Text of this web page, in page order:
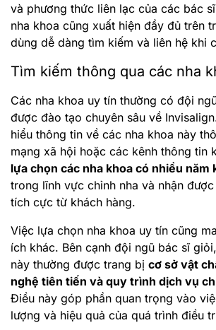
và phương thức liên lạc của các bác
nha khoa cũng xuất hiện đầy đủ trên
dùng dễ dàng tìm kiếm và liên hệ khi
Tìm kiếm thông qua các nha
Các nha khoa uy tín thường có đội
được đào tạo chuyên sâu về
hiểu thông tin về các nha khoa này
mạng xã hội hoặc các kênh thông tin
lựa chọn các nha khoa có nhiều năm
trong lĩnh vực chỉnh nha và nhận
tích cực từ khách hàng.
Việc lựa chọn nha khoa uy tín cũng
ích khác. Bên cạnh đội ngũ bác sĩ
này thường được trang bị cơ sở vật
nghệ tiên tiến và quy trình dịch vụ
Điều này góp phần quan trọng vào
lượng và hiệu quả của quá trình điều